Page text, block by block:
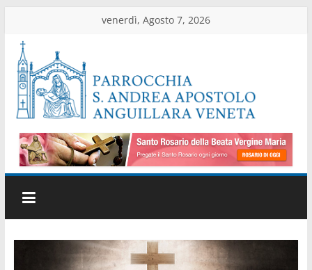
contenuto
venerdì, Agosto 7, 2026
Parrocchia
di
Anguillara
Veneta
Sito